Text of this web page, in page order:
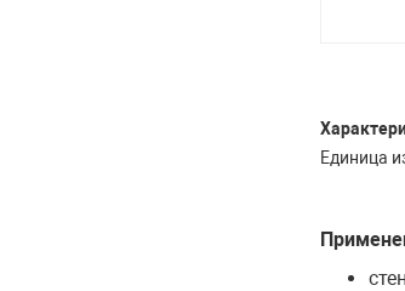
Единица